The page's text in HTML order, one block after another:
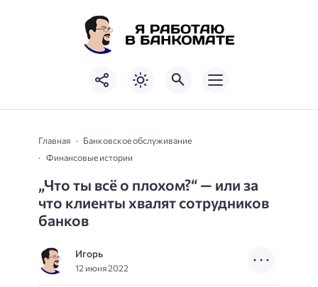
Главная
Банковское обслуживание
Финансовые истории
„Что ты всё о плохом?“ — или за
что клиенты хвалят сотрудников
банков
Игорь
12 июня 2022